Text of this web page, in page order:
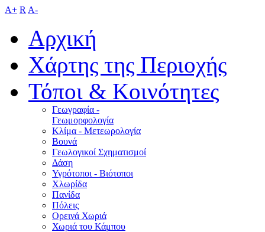
A+ R A-
Αρχική
Χάρτης της Περιοχής
Τόποι & Κοινότητες
Γεωγραφία -
Γεωμορφολογία
Κλίμα - Mετεωρολογία
Βουνά
Γεωλογικοί Σχηματισμοί
Δάση
Υγρότοποι - Βιότοποι
Χλωρίδα
Πανίδα
Πόλεις
Ορεινά Χωριά
Χωριά του Κάμπου